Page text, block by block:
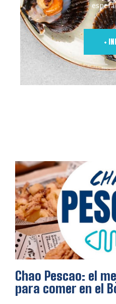
+
Chao Pescao: el
para comer en el